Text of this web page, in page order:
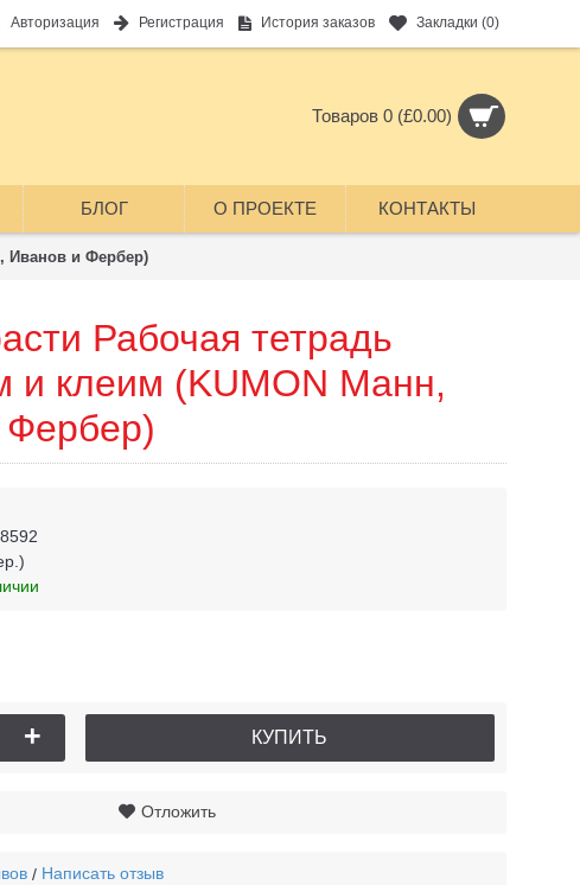
Авторизация Регистрация История заказов Закладки (0)
Товаров 0 (£0.00)
БЛОГ О ПРОЕКТЕ КОНТАКТЫ
Иванов и Фербер)
Рабочая тетрадь
и клеим (KUMON Манн,
+ КУПИТЬ
Отложить
/ Написать отзыв